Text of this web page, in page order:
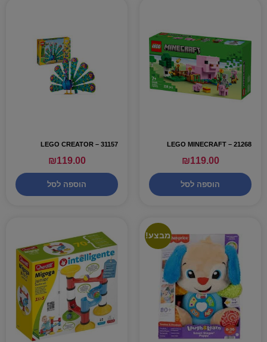
LEGO MINECRAFT – 21268
₪119.00
הוספה לסל
31157 – LEGO CREATOR
₪119.00
הוספה לסל
מבצע!